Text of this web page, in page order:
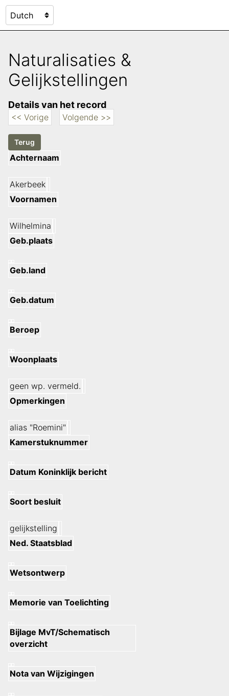
Naturalisaties &
Gelijkstellingen
Details van het record
<< Vorige Volgende >>
Achternaam
Akerbeek
Voornamen
Wilhelmina
Geb.plaats
Geb.land
Geb.datum
Beroep
Woonplaats
geen wp. vermeld.
Opmerkingen
alias "Roemini"
Kamerstuknummer
Datum Koninklijk bericht
Soort besluit
gelijkstelling
Ned. Staatsblad
Wetsontwerp
Memorie van Toelichting
Bijlage MvT/Schematisch
overzicht
Nota van Wijzigingen